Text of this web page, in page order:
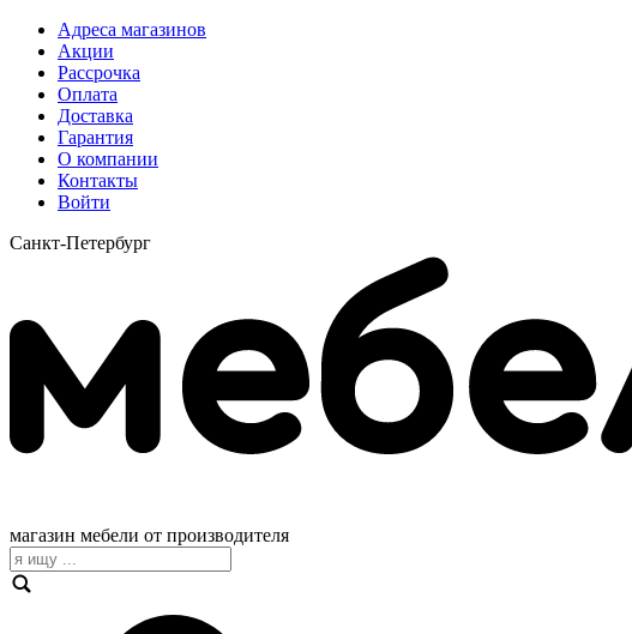
Адреса магазинов
Акции
Рассрочка
Оплата
Доставка
Гарантия
О компании
Контакты
Войти
Санкт-Петербург
магазин мебели от производителя